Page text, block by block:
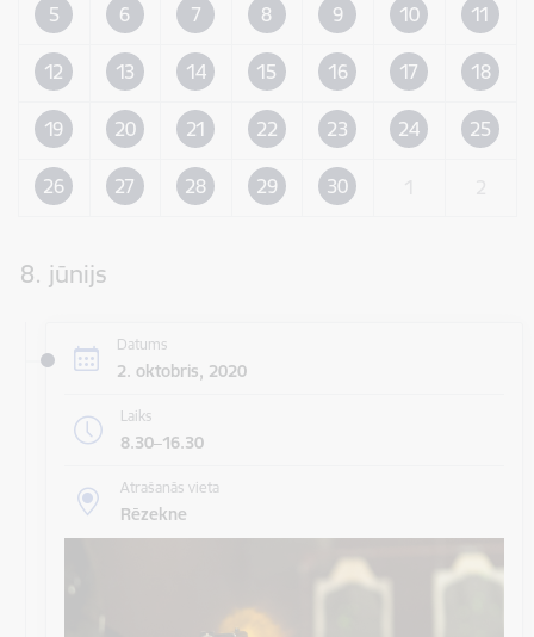
5 6 7 8 9 10 11
12 13 14 15 16 17 18
19 20 21 22 23 24 25
26 27 28 29 30
8. jūnijs
Datums
2. oktobris, 2020
Laiks
8.30–16.30
Atrašanās vieta
Rēzekne